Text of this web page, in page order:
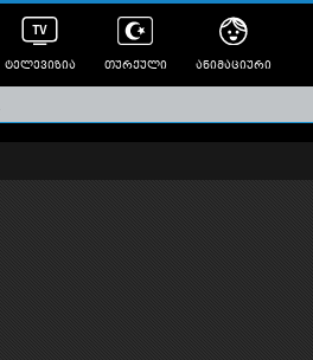
ტელევიზია თურქული ანიმაციური